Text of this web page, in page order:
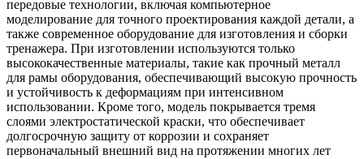
передовые технологии, включая компьютерное
моделирование для точного проектирования каждой детали, а
также современное оборудование для изготовления и сборки
тренажера. При изготовлении используются только
высококачественные материалы, такие как прочный металл
для рамы оборудования, обеспечивающий высокую прочность
и устойчивость к деформациям при интенсивном
использовании. Кроме того, модель покрывается тремя
слоями электростатической краски, что обеспечивает
долгосрочную защиту от коррозии и сохраняет
первоначальный внешний вид на протяжении многих лет